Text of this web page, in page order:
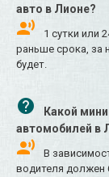
авто в Лионе?
1 сутки или
раньше срока, за
будет.
Какой
автомобилей в
В
водителя должен